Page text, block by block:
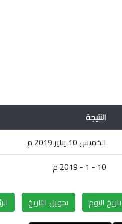
النتيجة
الخميس 10 يناير 2019 م
10 - 1 - 2019 م
تاريخ اليوم تحويل التاريخ